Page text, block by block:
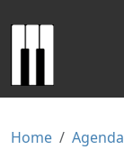
Home Agenda